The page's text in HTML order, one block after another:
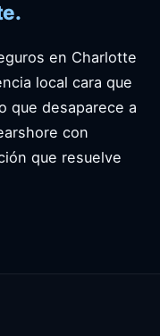
en Charlotte
local cara que
que desaparece a
con
que resuelve